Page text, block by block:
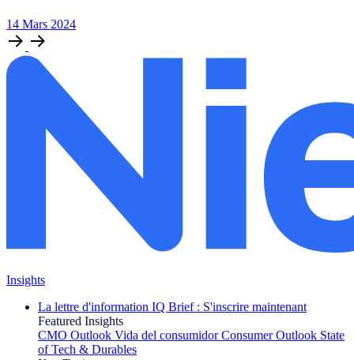
14 Mars 2024
Insights
La lettre d'information IQ Brief : S'inscrire maintenant
Featured Insights
CMO Outlook Vida del consumidor Consumer Outlook State
of Tech & Durables